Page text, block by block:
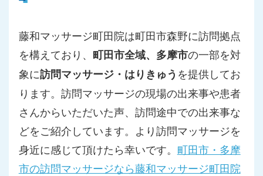
藤和マッサージ町田院は町田市森野に訪問拠点
を構えており、 町田市全域、多摩市の一部を対
象に訪問マッサージ・はりきゅう を提供してお
ります。訪問マッサージの現場の出来事や患者
さんからいただいた声、訪問途中での出来事な
どをご紹介しています。より訪問マッサージを
身近に感じて頂けたら幸いです。 町田市・多摩
市の訪問マッサージなら藤和マッサージ町田院